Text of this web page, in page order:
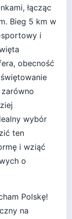
łącząc
Bieg 5 km w
sportowy i
obecność
wybór
ten
i wziąć
o
Polskę!
na